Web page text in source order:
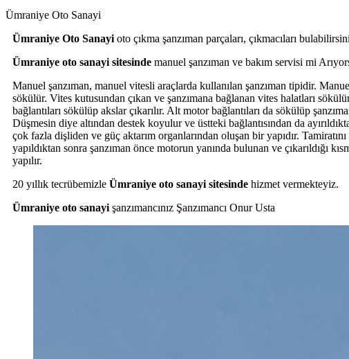
Ümraniye Oto Sanayi
Ümraniye Oto Sanayioto çıkma şanzıman parçaları, çıkmacıları
Ümraniye oto sanayi sitesinde manuel şanzıman ve bakım servisi mi
Manuel şanzıman, manuel vitesli araçlarda kullanılan şanzıman tipidir.
sökülür. Vites kutusundan çıkan ve şanzımana bağlanan vites halatları
bağlantıları sökülüp akslar çıkarılır. Alt motor bağlantıları da sökülüp
Düşmesin diye altından destek koyulur ve üstteki bağlantısından da
çok fazla dişliden ve güç aktarım organlarından oluşan bir yapıdır.
yapıldıktan sonra şanzıman önce motorun yanında bulunan ve çıkarıldığı
yapılır.
20 yıllık tecrübemizle Ümraniye oto sanayi sitesinde hizmet vermekteyiz.
Ümraniye oto sanayişanzımancınız Şanzımancı Onur Usta